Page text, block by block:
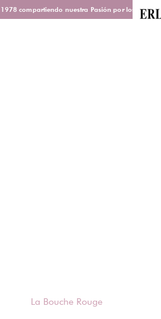
compartiendo nuestra Pasión por los Perfumes
La Bouche Rouge